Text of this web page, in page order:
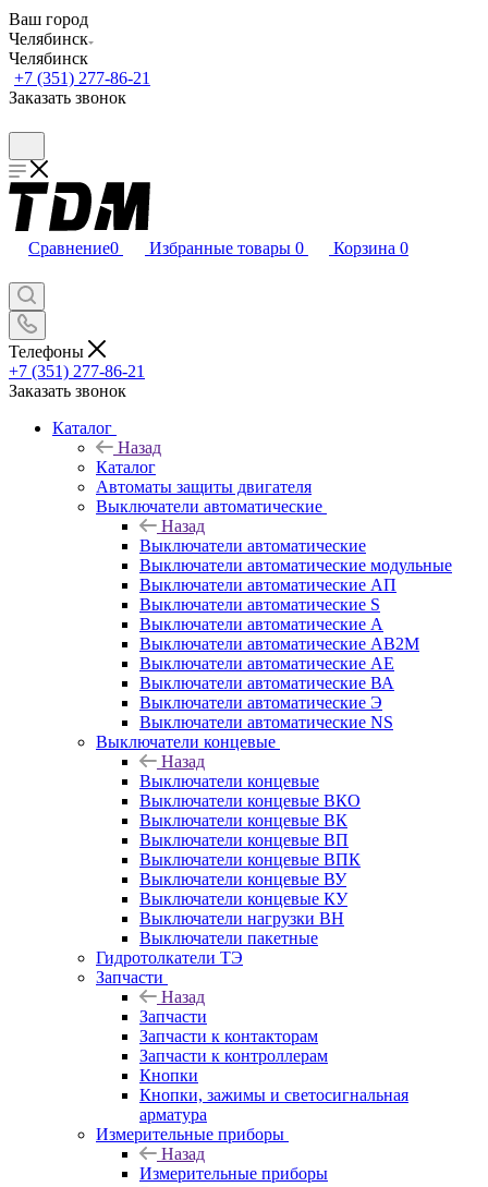
Ваш город
Челябинск
Челябинск
+7 (351) 277-86-21
Заказать звонок
Сравнение0 Избранные товары 0 Корзина 0
Телефоны
+7 (351) 277-86-21
Заказать звонок
Каталог
Назад
Каталог
Автоматы защиты двигателя
Выключатели автоматические
Назад
Выключатели автоматические
Выключатели автоматические модульные
Выключатели автоматические АП
Выключатели автоматические S
Выключатели автоматические А
Выключатели автоматические АВ2М
Выключатели автоматические АЕ
Выключатели автоматические ВА
Выключатели автоматические Э
Выключатели автоматические NS
Выключатели концевые
Назад
Выключатели концевые
Выключатели концевые ВКО
Выключатели концевые ВК
Выключатели концевые ВП
Выключатели концевые ВПК
Выключатели концевые ВУ
Выключатели концевые КУ
Выключатели нагрузки ВН
Выключатели пакетные
Гидротолкатели ТЭ
Запчасти
Назад
Запчасти
Запчасти к контакторам
Запчасти к контроллерам
Кнопки
Кнопки, зажимы и светосигнальная
арматура
Измерительные приборы
Назад
Измерительные приборы